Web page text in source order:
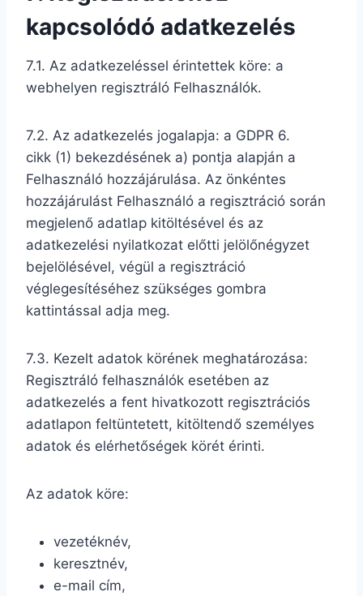
kapcsolódó adatkezelés
7.1. Az adatkezeléssel érintettek köre: a
webhelyen regisztráló Felhasználók.
7.2. Az adatkezelés jogalapja: a GDPR 6.
cikk (1) bekezdésének a) pontja alapján a
Felhasználó hozzájárulása. Az önkéntes
hozzájárulást Felhasználó a regisztráció során
megjelenő adatlap kitöltésével és az
adatkezelési nyilatkozat előtti jelölőnégyzet
bejelölésével, végül a regisztráció
véglegesítéséhez szükséges gombra
kattintással adja meg.
7.3. Kezelt adatok körének meghatározása:
Regisztráló felhasználók esetében az
adatkezelés a fent hivatkozott regisztrációs
adatlapon feltüntetett, kitöltendő személyes
adatok és elérhetőségek körét érinti.
Az adatok köre:
vezetéknév,
keresztnév,
e-mail cím,